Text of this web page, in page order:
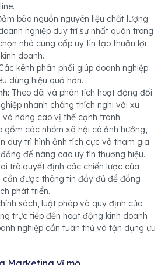
bảo nguồn nguyên liệu chất lượng
nghiệp duy trì sự nhất quán trong
nhà cung cấp uy tín tạo thuận lợi
doanh.
kênh phân phối giúp doanh nghiệp
dùng hiệu quả hơn.
Theo dõi và phân tích hoạt động đối
nhanh chóng thích nghi với xu
nâng cao vị thế cạnh tranh.
gồm các nhóm xã hội có ảnh hưởng,
duy trì hình ảnh tích cực và tham gia
để nâng cao uy tín thương hiệu.
trò quyết định các chiến lược của
cần được thông tin đầy đủ để đồng
phát triển.
sách, luật pháp và quy định của
trực tiếp đến hoạt động kinh doanh
nghiệp cần tuân thủ và tận dụng ưu